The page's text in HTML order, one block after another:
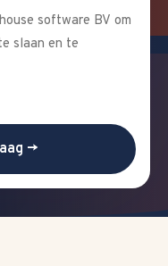
software BV om
slaan en te